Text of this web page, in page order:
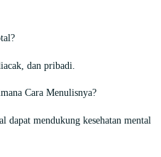
dan pribadi.
Cara Menulisnya?
dapat mendukung kesehatan mental